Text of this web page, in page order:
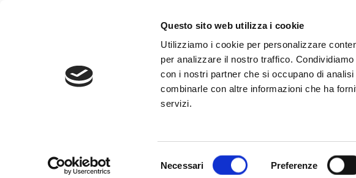
Questo sito web utilizza i cookie
Utilizziamo i cookie per personalizzare
per analizzare il nostro traffico.
con i nostri partner che si occupano di
combinarle con altre informazioni che ha
servizi.
del
Necessari Preferenze